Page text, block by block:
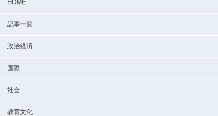
HOME
記事一覧
政治経済
国際
社会
教育文化